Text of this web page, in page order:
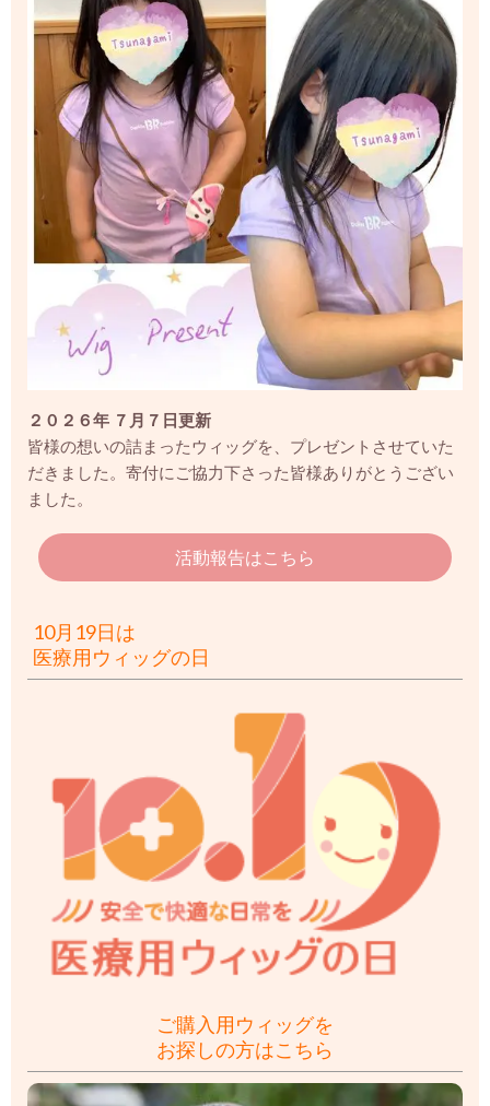
２０２６年 ７月７日更新
皆様の想いの詰まったウィッグを、プレゼントさせていた
だきました。 寄付にご協力下さった皆様ありがとうござい
ました。
活動報告はこちら
10月19日は
医療用ウィッグの日
ご購入用ウィッグを
お探しの方はこちら